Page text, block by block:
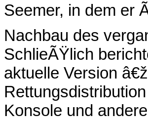
Seemer, in dem er
Nachbau des
SchlieÃŸlich
aktuelle Version
Konsole und